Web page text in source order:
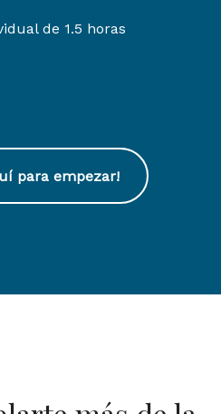
de 1.5 horas
para empezar!